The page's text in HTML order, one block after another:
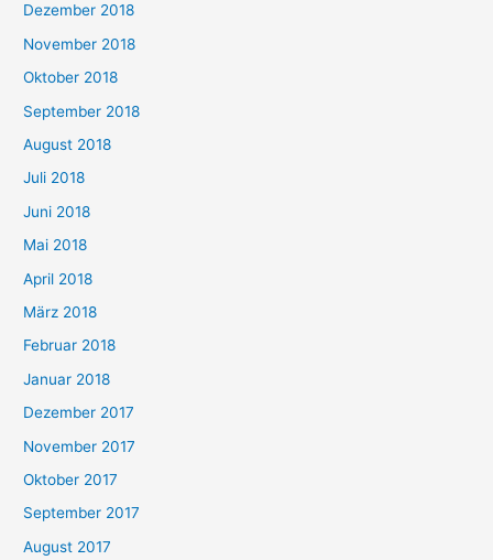
Dezember 2018
November 2018
Oktober 2018
September 2018
August 2018
Juli 2018
Juni 2018
Mai 2018
April 2018
März 2018
Februar 2018
Januar 2018
Dezember 2017
November 2017
Oktober 2017
September 2017
August 2017